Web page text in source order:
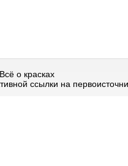
о красках
ссылки на